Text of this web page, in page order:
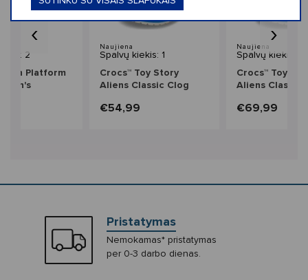
2
Platform
Naujiena
Spalvų kiekis: 1
Crocs™ Toy Story
Aliens Classic Clog
€54,99
Naujiena
Spalvų kiekis: 1
Crocs™ Toy
Aliens Classic
€69,99
‹ ›
Pristatymas
Nemokamas* pristatymas
per 0-3 darbo dienas.